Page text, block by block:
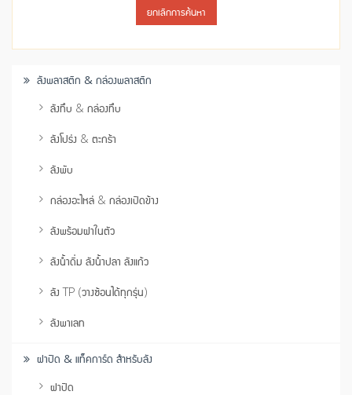
ยกเลิกการค้นหา
ลังพลาสติก & กล่องพลาสติก
ลังทึบ & กล่องทึบ
ลังโปร่ง & ตะกร้า
ลังพับ
กล่องอะไหล่ & กล่องเปิดข้าง
ลังพร้อมฝาในตัว
ลังน้ำดื่ม ลังน้ำปลา ลังแก้ว
ลัง TP (วางซ้อนได้ทุกรุ่น)
ลังพาเลท
ฝาปิด & แท็คการ์ด สำหรับลัง
ฝาปิด